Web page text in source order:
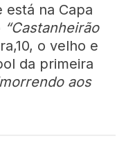
na Capa
“Castanheirão
o velho e
da primeira
aos